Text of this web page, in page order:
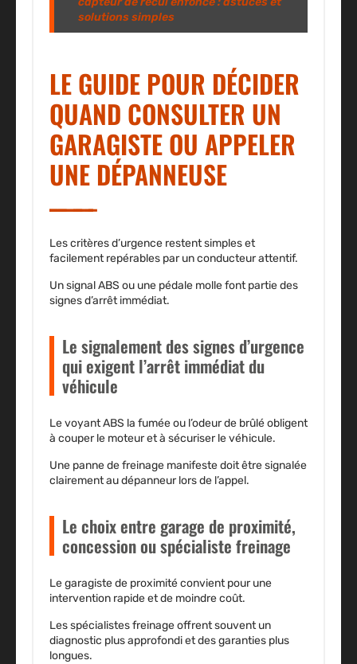
solutions simples
LE GUIDE POUR DÉCIDER
QUAND CONSULTER UN
GARAGISTE OU APPELER
UNE DÉPANNEUSE
Les critères d’urgence restent simples et
facilement repérables par un conducteur attentif.
Un signal ABS ou une pédale molle font partie des
signes d’arrêt immédiat.
Le signalement des signes d’urgence
qui exigent l’arrêt immédiat du
véhicule
Le voyant ABS la fumée ou l’odeur de brûlé obligent
à couper le moteur et à sécuriser le véhicule.
Une panne de freinage manifeste doit être signalée
clairement au dépanneur lors de l’appel.
Le choix entre garage de proximité,
concession ou spécialiste freinage
Le garagiste de proximité convient pour une
intervention rapide et de moindre coût.
Les spécialistes freinage offrent souvent un
diagnostic plus approfondi et des garanties plus
longues.